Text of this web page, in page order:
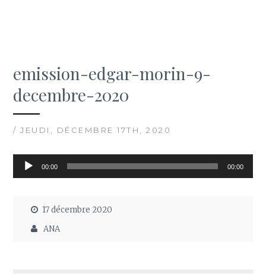
emission-edgar-morin-9-
decembre-2020
/ JEUDI, DÉCEMBRE 17TH, 2020
Lecteur
audio
00:00 00:00
17 décembre 2020
ANA